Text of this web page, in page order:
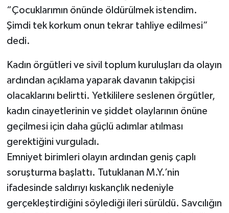
“Çocuklarımın önünde öldürülmek istendim.
Şimdi tek korkum onun tekrar tahliye edilmesi”
dedi.
Kadın örgütleri ve sivil toplum kuruluşları da olayın
ardından açıklama yaparak davanın takipçisi
olacaklarını belirtti. Yetkililere seslenen örgütler,
kadın cinayetlerinin ve şiddet olaylarının önüne
geçilmesi için daha güçlü adımlar atılması
gerektiğini vurguladı.
Emniyet birimleri olayın ardından geniş çaplı
soruşturma başlattı. Tutuklanan M.Y.’nin
ifadesinde saldırıyı kıskançlık nedeniyle
gerçekleştirdiğini söylediği ileri sürüldü. Savcılığın